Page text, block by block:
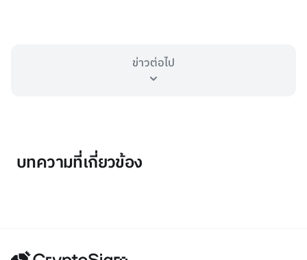
ข่าวต่อไป
บทความที่เกี่ยวข้อง